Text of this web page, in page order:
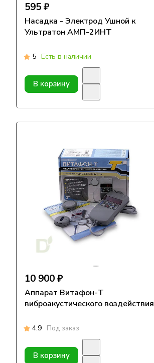
595 ₽
Насадка - Электрод Ушной к
Ультратон АМП-2ИНТ
5 Есть в наличии
В корзину
10 900 ₽
Аппарат Витафон-Т
виброакустического воздействия
4.9 Под заказ
В корзину